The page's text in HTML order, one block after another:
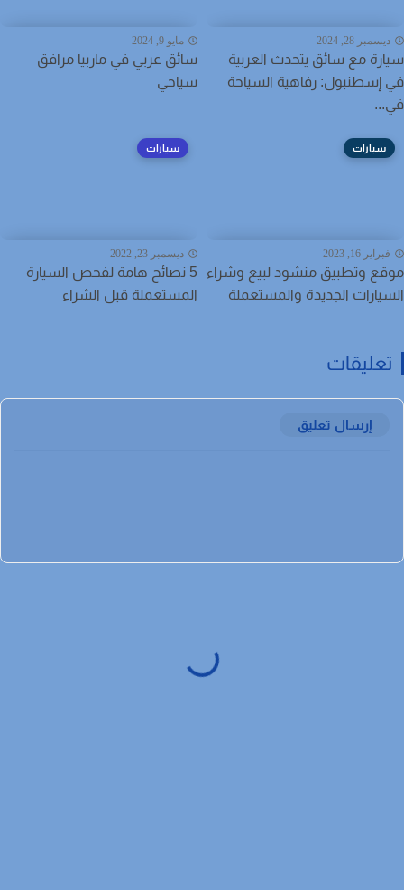
28, 2024
مع سائق يتحدث العربية
رفاهية السياحة
مايو 9, 2024
سائق عربي في ماربيا مرافق
سياحي
سيارات
16, 2023
وتطبيق منشود لبيع وشراء
الجديدة والمستعملة
سيارات
ديسمبر 23, 2022
5 نصائح هامة لفحص السيارة
المستعملة قبل الشراء
إرسال تعليق